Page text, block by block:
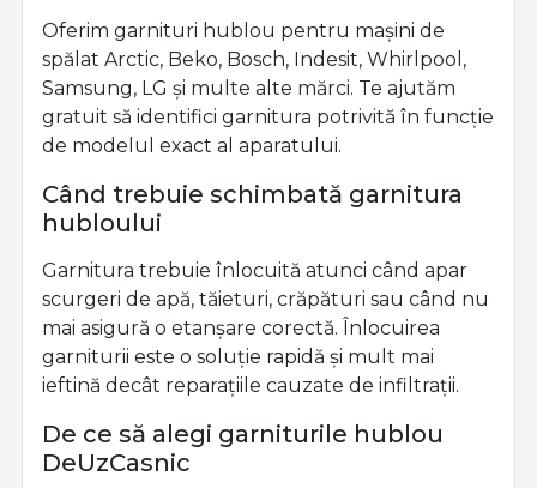
Oferim garnituri hublou pentru mașini de
spălat Arctic, Beko, Bosch, Indesit, Whirlpool,
Samsung, LG și multe alte mărci. Te ajutăm
gratuit să identifici garnitura potrivită în funcție
de modelul exact al aparatului.
Când trebuie schimbată garnitura
hubloului
Garnitura trebuie înlocuită atunci când apar
scurgeri de apă, tăieturi, crăpături sau când nu
mai asigură o etanșare corectă. Înlocuirea
garniturii este o soluție rapidă și mult mai
ieftină decât reparațiile cauzate de infiltrații.
De ce să alegi garniturile hublou
DeUzCasnic